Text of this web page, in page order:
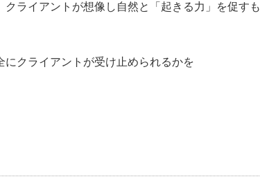
ライアントが想像し自然と「起きる力」を促すも
クライアントが受け止められるかを